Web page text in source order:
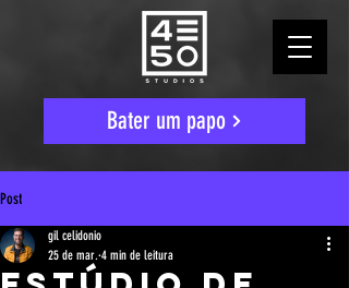
Bater um papo
Post
gil celidonio
25 de mar. 4 min de leitura